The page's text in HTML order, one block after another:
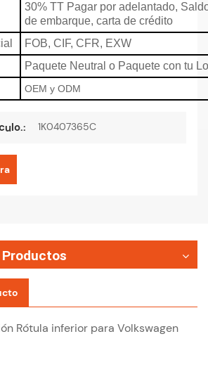
30% TT Pagar por adelantado,
de embarque, carta de crédito
FOB, CIF, CFR, EXW
Paquete Neutral o Paquete con tu
OEM y ODM
1K0407365C
Rótula inferior para Volkswagen